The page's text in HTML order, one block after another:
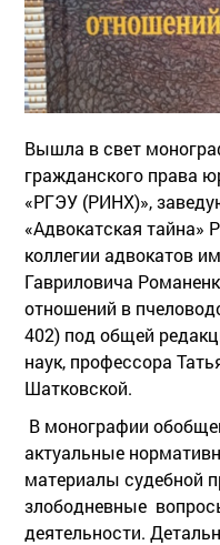
Вышла в свет
гражданского права
«РГЭУ (РИНХ)»,
«Адвокатская тайна»
коллегии адвокатов
Гавриловича
отношений в
402) под общей
наук, профессора
Шатковской.
В монографии
актуальные
материалы судебной
злободневные
деятельности.